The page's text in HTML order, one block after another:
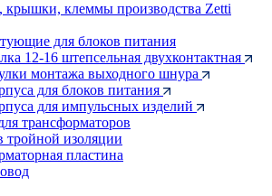
крышки, клеммы производства Zetti
для блоков питания
12-16 штепсельная двухконтактная
монтажа выходного шнура
для блоков питания
для импульсных изделий
трансформаторов
тройной изоляции
пластина